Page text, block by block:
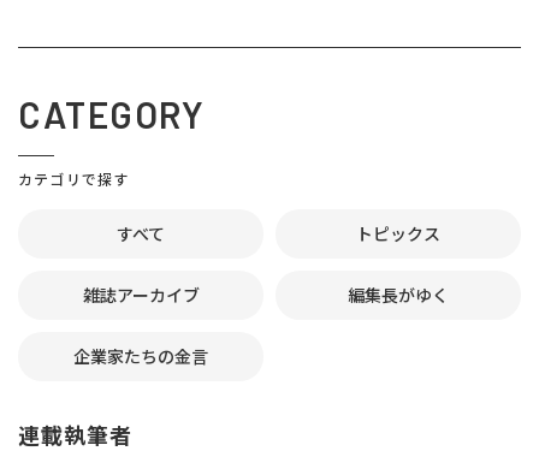
CATEGORY
カテゴリで探す
すべて トピックス
雑誌アーカイブ 編集長がゆく
企業家たちの金言
連載執筆者